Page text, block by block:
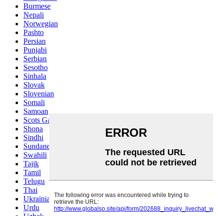
Burmese
Nepali
Norwegian
Pashto
Persian
Punjabi
Serbian
Sesotho
Sinhala
Slovak
Slovenian
Somali
Samoan
Scots Gaelic
Shona
Sindhi
Sundanese
Swahili
Tajik
Tamil
Telugu
Thai
Ukrainian
Urdu